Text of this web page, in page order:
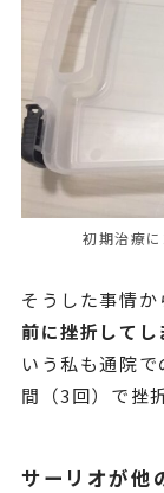
初期治療
そうした事情
前に挫折してし
いう私も通院
間（3回）で挫
サーリオが他